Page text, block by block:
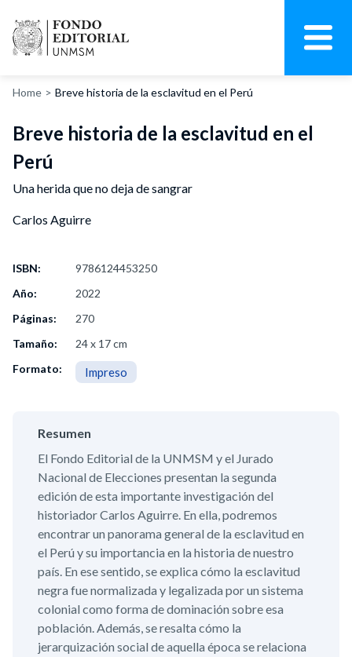
Home Breve historia de la esclavitud en el Perú
Breve historia de la esclavitud en el
Perú
Una herida que no deja de sangrar
Carlos Aguirre
ISBN:
9786124453250
Año:
2022
Páginas:
270
Tamaño:
24 x 17 cm
Formato:
Impreso
Resumen
El Fondo Editorial de la UNMSM y el Jurado
Nacional de Elecciones presentan la segunda
edición de esta importante investigación del
historiador Carlos Aguirre. En ella, podremos
encontrar un panorama general de la esclavitud en
el Perú y su importancia en la historia de nuestro
país. En ese sentido, se explica cómo la esclavitud
negra fue normalizada y legalizada por un sistema
colonial como forma de dominación sobre esa
población. Además, se resalta cómo la
jerarquización social de aquella época se relaciona